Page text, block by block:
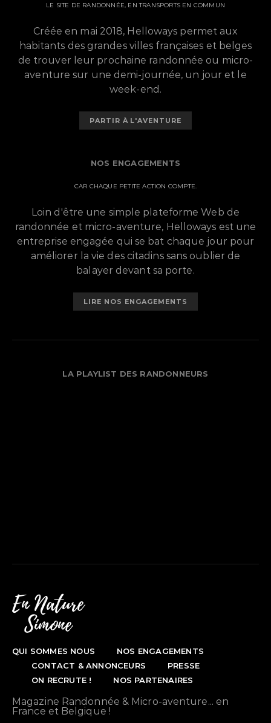
LE SITE DE RANDONNÉE, EN TRANSPORTS EN COMMUN
Créée en mai 2018, Helloways permet aux
habitants des grandes villes françaises et belges
de trouver leur prochaine randonnée ou micro-
aventure sur une demi-journée, un jour et le
week-end.
PARTIR À L'AVENTURE
NOS ENGAGEMENTS
CAR CHAQUE PETITE ACTION COMPTE.
Loin d'être une simple plateforme Web de
randonnée et micro-aventure, Helloways est une
entreprise engagée qui se bat chaque jour pour
améliorer la vie des citadins sans oublier de
balayer devant sa porte.
LIRE NOS ENGAGEMENTS
LA PLAYLIST DES RANDONNEURS
QUI SOMMES NOUS
NOS ENGAGEMENTS
CONTACT & ANNONCEURS
PRESSE
ON RECRUTE !
NOS PARTENAIRES
Magazine Randonnée & Micro-aventure... en
France et Belgique !